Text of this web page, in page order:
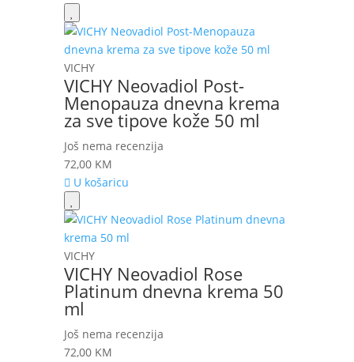
VICHY
VICHY Neovadiol Post-
Menopauza dnevna krema
za sve tipove kože 50 ml
Još nema recenzija
72,00 KM
U košaricu
VICHY
VICHY Neovadiol Rose
Platinum dnevna krema 50
ml
Još nema recenzija
72,00 KM